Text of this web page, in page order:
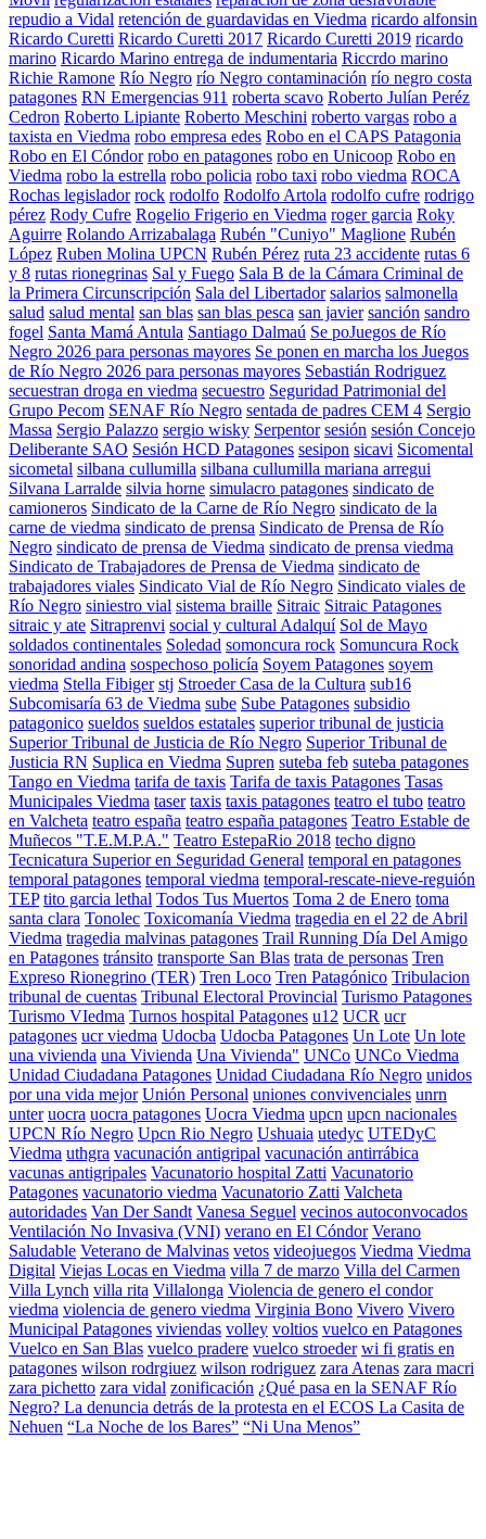
repudio a Vidal retención de guardavidas en Viedma ricardo alfonsin
Ricardo Curetti Ricardo Curetti 2017 Ricardo Curetti 2019 ricardo
marino Ricardo Marino entrega de indumentaria Riccrdo marino
Richie Ramone Río Negro río Negro contaminación río negro costa
patagones RN Emergencias 911 roberta scavo Roberto Julían Peréz
Cedron Roberto Lipiante Roberto Meschini roberto vargas robo a
taxista en Viedma robo empresa edes Robo en el CAPS Patagonia
Robo en El Cóndor robo en patagones robo en Unicoop Robo en
Viedma robo la estrella robo policia robo taxi robo viedma ROCA
Rochas legislador rock rodolfo Rodolfo Artola rodolfo cufre rodrigo
pérez Rody Cufre Rogelio Frigerio en Viedma roger garcia Roky
Aguirre Rolando Arrizabalaga Rubén "Cuniyo" Maglione Rubén
López Ruben Molina UPCN Rubén Pérez ruta 23 accidente rutas 6
y 8 rutas rionegrinas Sal y Fuego Sala B de la Cámara Criminal de
la Primera Circunscripción Sala del Libertador salarios salmonella
salud salud mental san blas san blas pesca san javier sanción sandro
fogel Santa Mamá Antula Santiago Dalmaú Se poJuegos de Río
Negro 2026 para personas mayores Se ponen en marcha los Juegos
de Río Negro 2026 para personas mayores Sebastián Rodriguez
secuestran droga en viedma secuestro Seguridad Patrimonial del
Grupo Pecom SENAF Río Negro sentada de padres CEM 4 Sergio
Massa Sergio Palazzo sergio wisky Serpentor sesión sesión Concejo
Deliberante SAO Sesión HCD Patagones sesipon sicavi Sicomental
sicometal silbana cullumilla silbana cullumilla mariana arregui
Silvana Larralde silvia horne simulacro patagones sindicato de
camioneros Sindicato de la Carne de Río Negro sindicato de la
carne de viedma sindicato de prensa Sindicato de Prensa de Río
Negro sindicato de prensa de Viedma sindicato de prensa viedma
Sindicato de Trabajadores de Prensa de Viedma sindicato de
trabajadores viales Sindicato Vial de Río Negro Sindicato viales de
Río Negro siniestro vial sistema braille Sitraic Sitraic Patagones
sitraic y ate Sitraprenvi social y cultural Adalquí Sol de Mayo
soldados continentales Soledad somoncura rock Somuncura Rock
sonoridad andina sospechoso policía Soyem Patagones soyem
viedma Stella Fibiger stj Stroeder Casa de la Cultura sub16
Subcomisaría 63 de Viedma sube Sube Patagones subsidio
patagonico sueldos sueldos estatales superior tribunal de justicia
Superior Tribunal de Justicia de Río Negro Superior Tribunal de
Justicia RN Suplica en Viedma Supren suteba feb suteba patagones
Tango en Viedma tarifa de taxis Tarifa de taxis Patagones Tasas
Municipales Viedma taser taxis taxis patagones teatro el tubo teatro
en Valcheta teatro españa teatro españa patagones Teatro Estable de
Muñecos "T.E.M.P.A." Teatro EstepaRio 2018 techo digno
Tecnicatura Superior en Seguridad General temporal en patagones
temporal patagones temporal viedma temporal-rescate-nieve-reguión
TEP tito garcia lethal Todos Tus Muertos Toma 2 de Enero toma
santa clara Tonolec Toxicomanía Viedma tragedia en el 22 de Abril
Viedma tragedia malvinas patagones Trail Running Día Del Amigo
en Patagones tránsito transporte San Blas trata de personas Tren
Expreso Rionegrino (TER) Tren Loco Tren Patagónico Tribulacion
tribunal de cuentas Tribunal Electoral Provincial Turismo Patagones
Turismo VIedma Turnos hospital Patagones u12 UCR ucr
patagones ucr viedma Udocba Udocba Patagones Un Lote Un lote
una vivienda una Vivienda Una Vivienda" UNCo UNCo Viedma
Unidad Ciudadana Patagones Unidad Ciudadana Río Negro unidos
por una vida mejor Unión Personal uniones convivenciales unrn
unter uocra uocra patagones Uocra Viedma upcn upcn nacionales
UPCN Río Negro Upcn Rio Negro Ushuaia utedyc UTEDyC
Viedma uthgra vacunación antigripal vacunación antirrábica
vacunas antigripales Vacunatorio hospital Zatti Vacunatorio
Patagones vacunatorio viedma Vacunatorio Zatti Valcheta
autoridades Van Der Sandt Vanesa Seguel vecinos autoconvocados
Ventilación No Invasiva (VNI) verano en El Cóndor Verano
Saludable Veterano de Malvinas vetos videojuegos Viedma Viedma
Digital Viejas Locas en Viedma villa 7 de marzo Villa del Carmen
Villa Lynch villa rita Villalonga Violencia de genero el condor
viedma violencia de genero viedma Virginia Bono Vivero Vivero
Municipal Patagones viviendas volley voltios vuelco en Patagones
Vuelco en San Blas vuelco pradere vuelco stroeder wi fi gratis en
patagones wilson rodrgiuez wilson rodriguez zara Atenas zara macri
zara pichetto zara vidal zonificación ¿Qué pasa en la SENAF Río
Negro? La denuncia detrás de la protesta en el ECOS La Casita de
Nehuen “La Noche de los Bares” “Ni Una Menos”